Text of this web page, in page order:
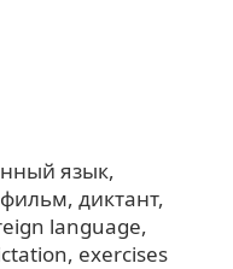
язык
диктант
language
exercises